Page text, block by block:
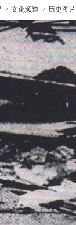
> 文化频道 > 历史图片